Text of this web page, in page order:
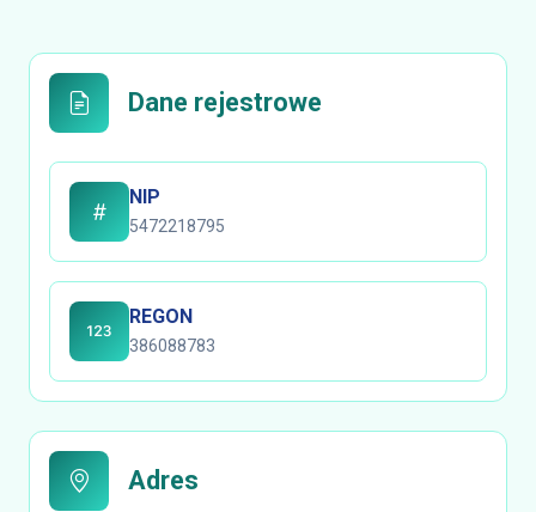
Dane rejestrowe
NIP
5472218795
REGON
386088783
Adres